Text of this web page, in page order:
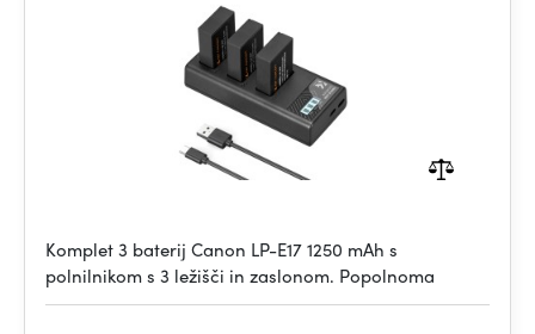
Komplet 3 baterij Canon LP-E17 1250 mAh s
polnilnikom s 3 ležišči in zaslonom. Popolnoma